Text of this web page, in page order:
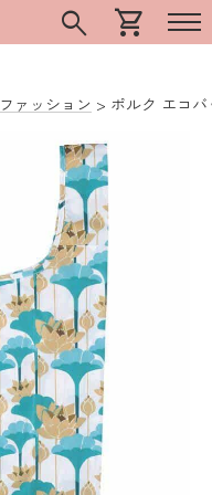
search shopping_cart
ファッション ポルク エコバ